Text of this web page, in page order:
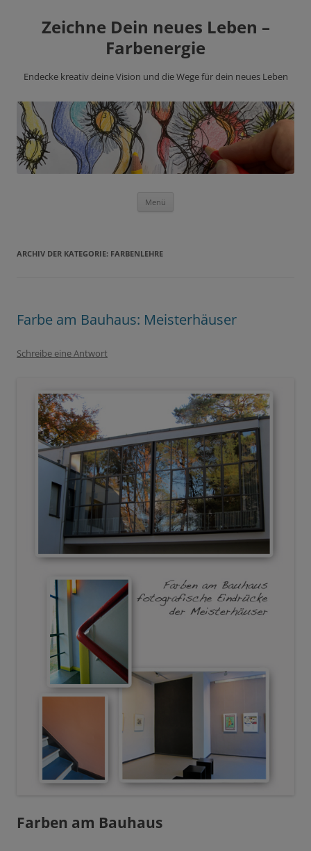
Zeichne Dein neues Leben –
Farbenergie
Endecke kreativ deine Vision und die Wege für dein neues Leben
Menü
ARCHIV DER KATEGORIE: FARBENLEHRE
Farbe am Bauhaus: Meisterhäuser
Schreibe eine Antwort
Farben am Bauhaus